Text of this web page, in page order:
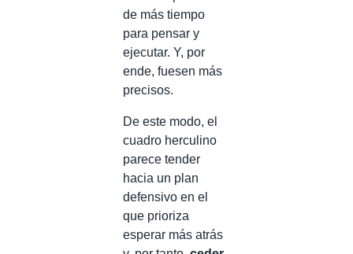
de más tiempo
para pensar y
ejecutar. Y, por
ende, fuesen más
precisos.
De este modo, el
cuadro herculino
parece tender
hacia un plan
defensivo en el
que prioriza
esperar más atrás